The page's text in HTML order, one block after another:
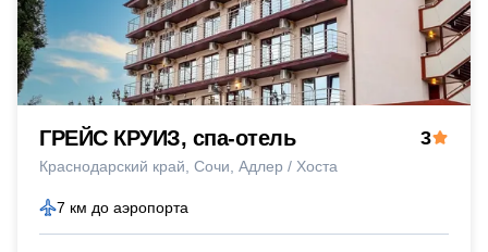
ГРЕЙС КРУИЗ, спа-отель
Краснодарский край Сочи Адлер / Хоста
3
7 км до аэропорта